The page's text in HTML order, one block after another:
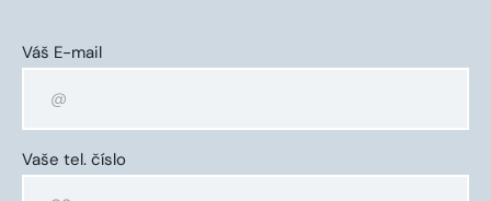
Váš E-mail
Vaše tel. číslo